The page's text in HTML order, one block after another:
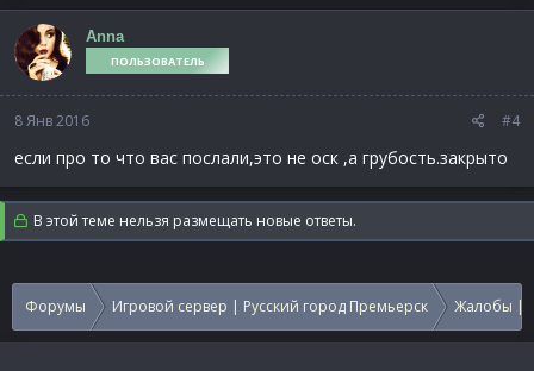
Anna
ПОЛЬЗОВАТЕЛЬ
8 Янв 2016 #4
если про то что вас послали,это не оск ,а грубость.закрыто
В этой теме нельзя размещать новые ответы.
Форумы Игровой сервер | Русский город Премьерск Жалобы |